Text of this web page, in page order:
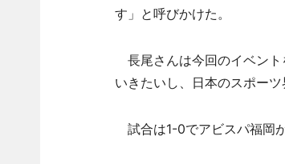
す」と呼びかけた。
長尾さんは今回のイベント
いきたいし、日本のスポー
試合は1-0でアビスパ福岡